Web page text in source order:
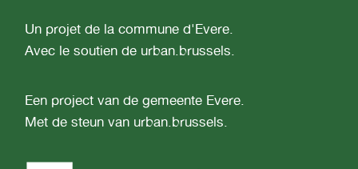
Un projet de la commune d'Evere.
Avec le soutien de urban.brussels.
Een project van de gemeente Evere.
Met de steun van urban.brussels.